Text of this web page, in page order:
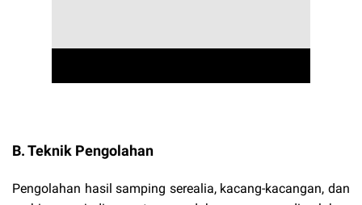
B. Teknik Pengolahan
Pengolahan hasil samping serealia, kacang-kacangan, dan